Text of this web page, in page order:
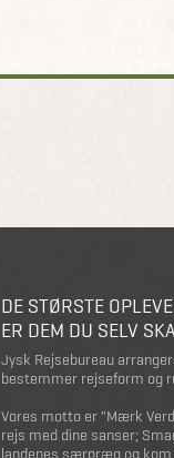
DE STØRSTE
ER DEM DU SELV
Jysk Rejsebureau
bestemmer rejseform og
Vores motto er "Mærk
rejs med dine sanser;
landenes særpræg og kom